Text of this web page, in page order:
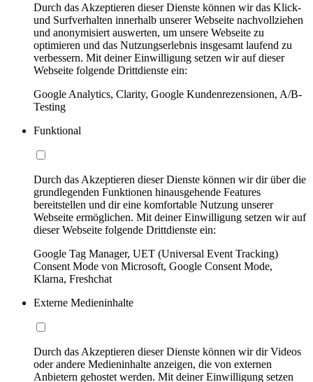
Durch das Akzeptieren dieser Dienste können wir das Klick-
und Surfverhalten innerhalb unserer Webseite nachvollziehen
und anonymisiert auswerten, um unsere Webseite zu
optimieren und das Nutzungserlebnis insgesamt laufend zu
verbessern. Mit deiner Einwilligung setzen wir auf dieser
Webseite folgende Drittdienste ein:
Google Analytics, Clarity, Google Kundenrezensionen, A/B-
Testing
Funktional
Durch das Akzeptieren dieser Dienste können wir dir über die
grundlegenden Funktionen hinausgehende Features
bereitstellen und dir eine komfortable Nutzung unserer
Webseite ermöglichen. Mit deiner Einwilligung setzen wir auf
dieser Webseite folgende Drittdienste ein:
Google Tag Manager, UET (Universal Event Tracking)
Consent Mode von Microsoft, Google Consent Mode,
Klarna, Freshchat
Externe Medieninhalte
Durch das Akzeptieren dieser Dienste können wir dir Videos
oder andere Medieninhalte anzeigen, die von externen
Anbietern gehostet werden. Mit deiner Einwilligung setzen